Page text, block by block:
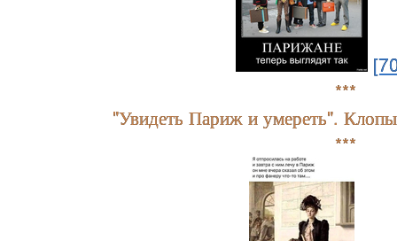
***
"Увидеть Париж и умереть".
***